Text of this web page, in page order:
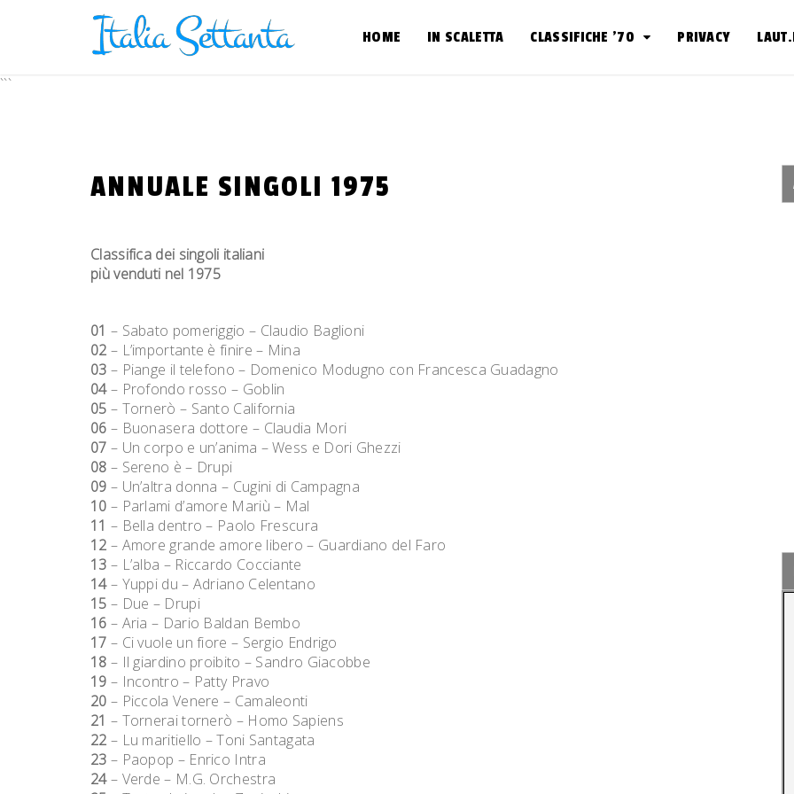
HOME IN SCALETTA CLASSIFICHE ’70 PRIVACY
```
ANNUALE SINGOLI 1975
Classifica dei singoli italiani
più venduti nel 1975
01 – Sabato pomeriggio – Claudio Baglioni
02 – L’importante è finire – Mina
03 – Piange il telefono – Domenico Modugno con Francesca Guadagno
04– Profondo rosso – Goblin
05 – Tornerò – Santo California
06 – Buonasera dottore – Claudia Mori
07 – Un corpo e un’anima – Wess e Dori Ghezzi
08 – Sereno è – Drupi
09 – Un’altra donna – Cugini di Campagna
10 – Parlami d’amore Mariù – Mal
11 – Bella dentro – Paolo Frescura
12 – Amore grande amore libero – Guardiano del Faro
13 – L’alba – Riccardo Cocciante
14– Yuppi du – Adriano Celentano
15 – Due – Drupi
16 – Aria – Dario Baldan Bembo
17 – Ci vuole un fiore – Sergio Endrigo
18 – Il giardino proibito – Sandro Giacobbe
19 – Incontro – Patty Pravo
20 – Piccola Venere – Camaleonti
21 – Tornerai tornerò – Homo Sapiens
22 – Lu maritiello – Toni Santagata
23 – Paopop – Enrico Intra
24– Verde – M.G. Orchestra